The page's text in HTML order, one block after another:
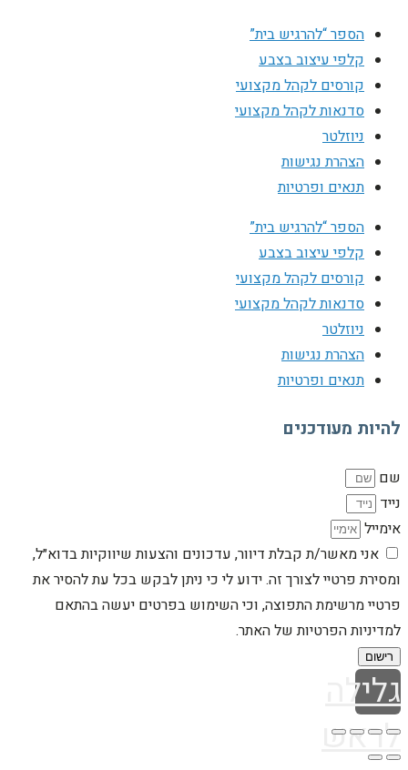
הספר “להרגיש בית”
קלפי עיצוב בצבע
קורסים לקהל מקצועי
סדנאות לקהל מקצועי
ניוזלטר
הצהרת נגישות
תנאים ופרטיות
הספר “להרגיש בית”
קלפי עיצוב בצבע
קורסים לקהל מקצועי
סדנאות לקהל מקצועי
ניוזלטר
הצהרת נגישות
תנאים ופרטיות
להיות מעודכנים
שם
נייד
אימייל
אני מאשר/ת קבלת דיוור, עדכונים והצעות שיווקיות בדוא״ל,
ומסירת פרטיי לצורך זה. ידוע לי כי ניתן לבקש בכל עת להסיר את
פרטיי מרשימת התפוצה, וכי השימוש בפרטים יעשה בהתאם
למדיניות הפרטיות של האתר.
רישום
גלילה
לראש